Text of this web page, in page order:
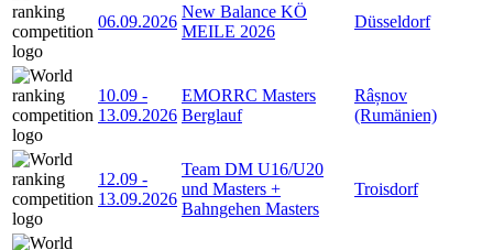
06.09.2026
New Balance KÖ
MEILE 2026
Düsseldorf
10.09 -
13.09.2026
EMORRC Masters
Berglauf
Râșnov
(Rumänien)
12.09 -
13.09.2026
Team DM U16/U20
und Masters +
Bahngehen Masters
Troisdorf